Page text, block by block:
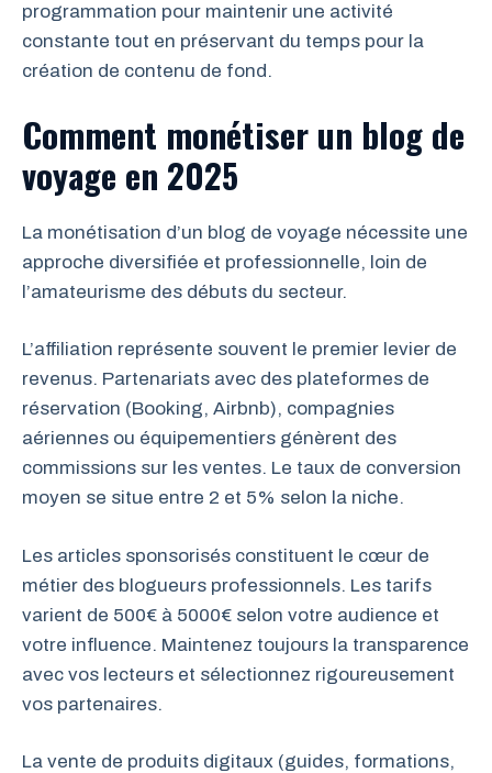
programmation pour maintenir une activité
constante tout en préservant du temps pour la
création de contenu de fond.
Comment monétiser un blog de
voyage en 2025
La monétisation d’un blog de voyage nécessite une
approche diversifiée et professionnelle, loin de
l’amateurisme des débuts du secteur.
L’affiliation représente souvent le premier levier de
revenus. Partenariats avec des plateformes de
réservation (Booking, Airbnb), compagnies
aériennes ou équipementiers génèrent des
commissions sur les ventes. Le taux de conversion
moyen se situe entre 2 et 5% selon la niche.
Les articles sponsorisés constituent le cœur de
métier des blogueurs professionnels. Les tarifs
varient de 500€ à 5000€ selon votre audience et
votre influence. Maintenez toujours la transparence
avec vos lecteurs et sélectionnez rigoureusement
vos partenaires.
La vente de produits digitaux (guides, formations,